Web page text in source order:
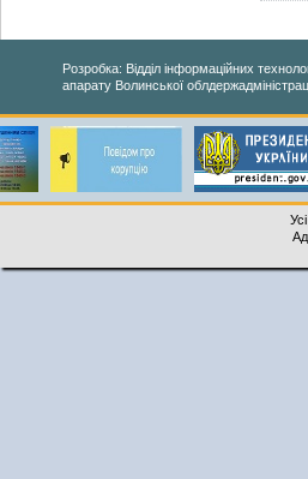
Розробка: Відділ інформаційних
апарату Волинської